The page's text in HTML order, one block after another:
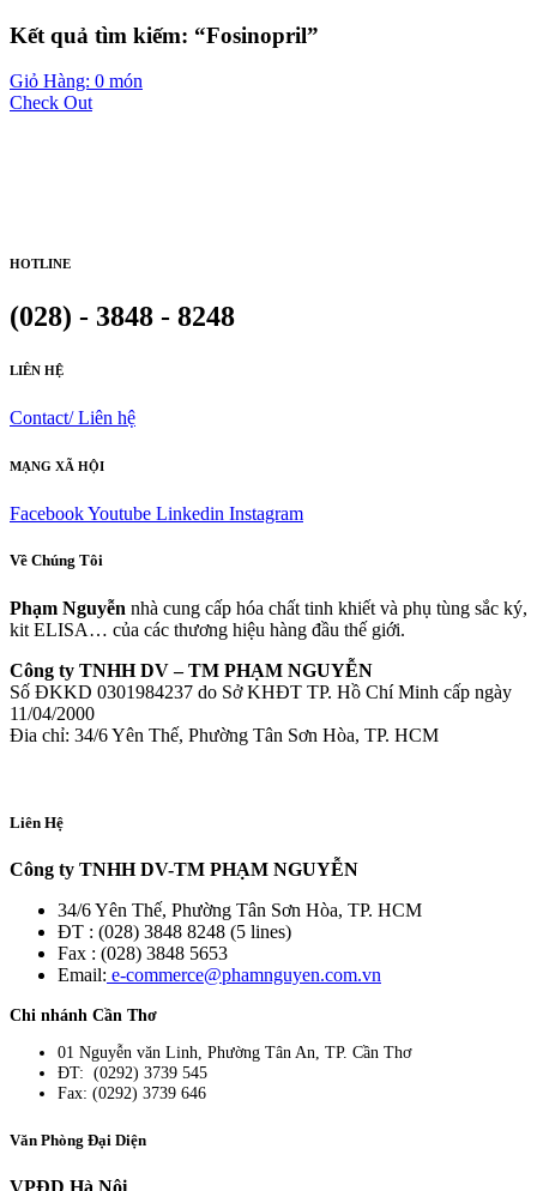
Kết quả tìm kiếm: “Fosinopril”
Giỏ Hàng: 0 món
Check Out
HOTLINE
(028) - 3848 - 8248
LIÊN HỆ
Contact/ Liên hệ
MẠNG XÃ HỘI
FacebookYoutube Linkedin Instagram
Về Chúng Tôi
Phạm Nguyễn nhà cung cấp hóa chất tinh khiết và phụ tùng sắc ký,
kit ELISA… của các thương hiệu hàng đầu thế giới.
Công ty TNHH DV – TM PHẠM NGUYỄN
Số ĐKKD 0301984237 do Sở KHĐT TP. Hồ Chí Minh cấp ngày
11/04/2000
Đia chỉ: 34/6 Yên Thế, Phường Tân Sơn Hòa, TP. HCM
Liên Hệ
Công ty TNHH DV-TM PHẠM NGUYỄN
34/6 Yên Thế, Phường Tân Sơn Hòa, TP. HCM
ĐT : (028) 3848 8248 (5 lines)
Fax : (028) 3848 5653
Email: e-commerce@phamnguyen.com.vn
Chi nhánh Cần Thơ
01 Nguyễn văn Linh, Phường Tân An, TP. Cần Thơ
ĐT: (0292) 3739 545
Fax: (0292) 3739 646
Văn Phòng Đại Diện
VPĐD Hà Nội